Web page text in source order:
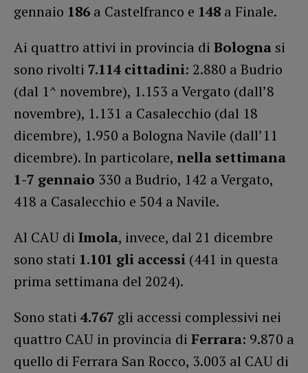
gennaio 186 a Castelfranco e 148 a Finale.
Ai quattro attivi in provincia di Bologna si
sono rivolti 7.114 cittadini: 2.880 a Budrio
(dal 1^ novembre), 1.153 a Vergato (dall’8
novembre), 1.131 a Casalecchio (dal 18
dicembre), 1.950 a Bologna Navile (dall’11
dicembre). In particolare, nella settimana
1-7 gennaio 330 a Budrio, 142 a Vergato,
418 a Casalecchio e 504 a Navile.
Al CAU di Imola, invece, dal 21 dicembre
sono stati 1.101 gli accessi (441 in questa
prima settimana del 2024).
Sono stati 4.767 gli accessi complessivi nei
quattro CAU in provincia di Ferrara: 9.870 a
quello di Ferrara San Rocco, 3.003 al CAU di